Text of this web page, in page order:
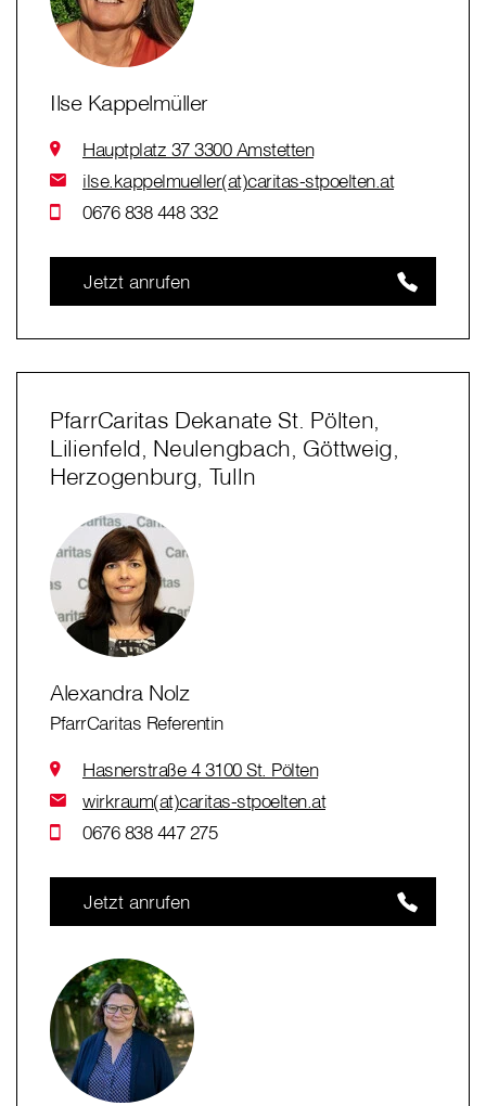
Ilse Kappelmüller
Hauptplatz 37 3300 Amstetten
ilse.kappelmueller(at)caritas-stpoelten.at
0676 838 448 332
Jetzt anrufen
PfarrCaritas Dekanate St. Pölten,
Lilienfeld, Neulengbach, Göttweig,
Herzogenburg, Tulln
Alexandra Nolz
PfarrCaritas Referentin
Hasnerstraße 4 3100 St. Pölten
wirkraum(at)caritas-stpoelten.at
0676 838 447 275
Jetzt anrufen